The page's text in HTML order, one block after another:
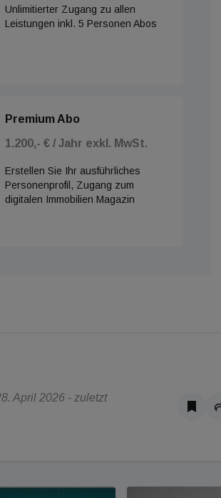
Unlimitierter Zugang zu allen
Leistungen inkl. 5 Personen Abos
Premium Abo
1.200,- € / Jahr exkl. MwSt.
Erstellen Sie Ihr ausführliches
Personenprofil, Zugang zum
digitalen Immobilien Magazin
April 2026 - zuletzt